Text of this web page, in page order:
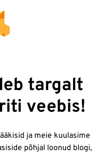
targalt
veebis!
ja meie kuulasime
põhjal loonud blogi,